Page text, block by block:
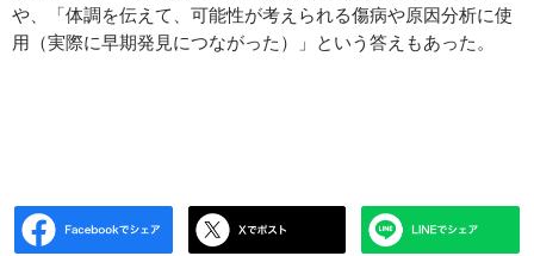
や、「体調を伝えて、可能性が考えられる傷病や原因分析に使
用（実際に早期発見につながった）」という答えもあった。